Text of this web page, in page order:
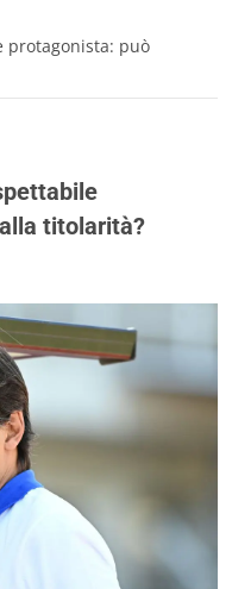
protagonista: può
titolarità?